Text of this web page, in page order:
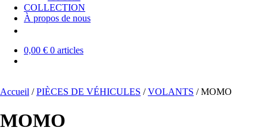
COLLECTION
À propos de nous
0,00 € 0 articles
Accueil /PIÈCES DE VÉHICULES /VOLANTS / MOMO
MOMO